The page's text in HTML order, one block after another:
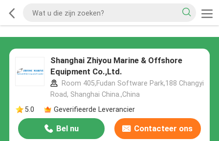
Shanghai Zhiyou Marine & Offshore
Equipment Co.,Ltd.
Room 405,Fudan Software Park,188 Changyi
Road, Shanghai China.,China
5.0
Geverifieerde Leverancier
Bel nu Contacteer ons